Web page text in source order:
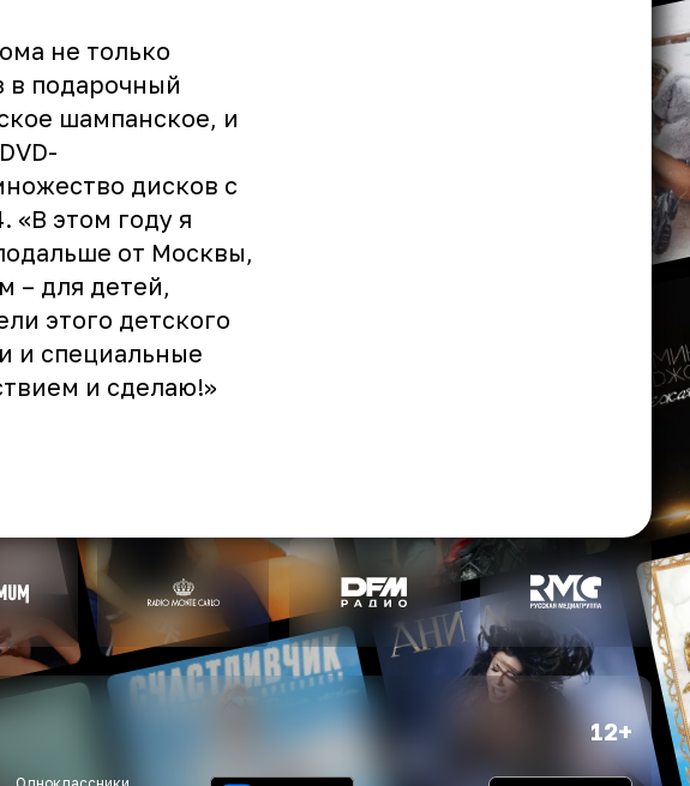
не только
в подарочный
шампанское, и
дисков с
. «В этом году я
от Москвы,
– для детей,
этого детского
и специальные
и сделаю!»
12+